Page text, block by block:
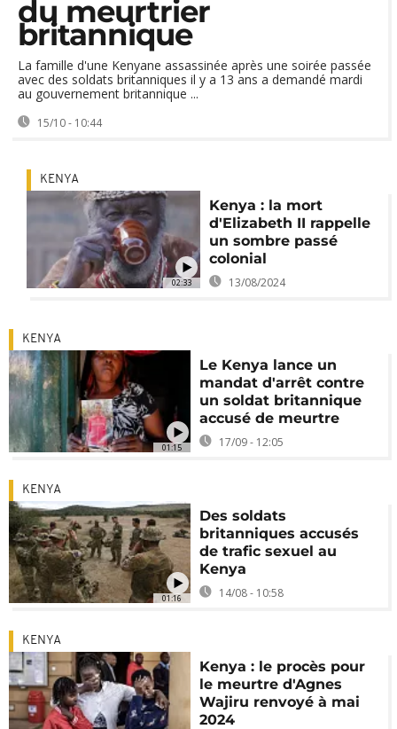
du meurtrier
britannique
La famille d'une Kenyane assassinée après une soirée passée
avec des soldats britanniques il y a 13 ans a demandé mardi
au gouvernement britannique ...
15/10 - 10:44
02:33
KENYA
Kenya : la mort
d'Elizabeth II rappelle
un sombre passé
colonial
13/08/2024
01:15
KENYA
Le Kenya lance un
mandat d'arrêt contre
un soldat britannique
accusé de meurtre
17/09 - 12:05
01:16
KENYA
Des soldats
britanniques accusés
de trafic sexuel au
Kenya
14/08 - 10:58
KENYA
Kenya : le procès pour
le meurtre d'Agnes
Wajiru renvoyé à mai
2024